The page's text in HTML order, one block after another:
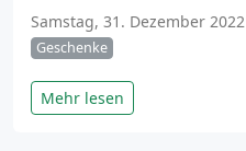
Samstag, 31. Dezember 2022
Geschenke
Mehr lesen